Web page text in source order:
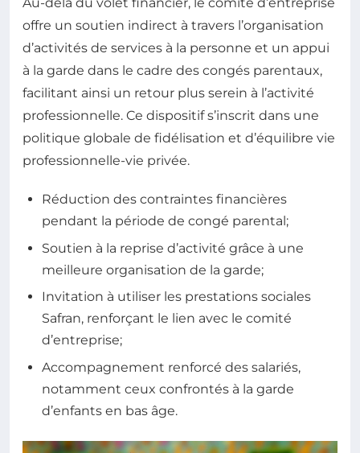
Au-delà du volet financier, le comité d’entreprise
offre un soutien indirect à travers l’organisation
d’activités de services à la personne et un appui
à la garde dans le cadre des congés parentaux,
facilitant ainsi un retour plus serein à l’activité
professionnelle. Ce dispositif s’inscrit dans une
politique globale de fidélisation et d’équilibre vie
professionnelle-vie privée.
Réduction des contraintes financières
pendant la période de congé parental;
Soutien à la reprise d’activité grâce à une
meilleure organisation de la garde;
Invitation à utiliser les prestations sociales
Safran, renforçant le lien avec le comité
d’entreprise;
Accompagnement renforcé des salariés,
notamment ceux confrontés à la garde
d’enfants en bas âge.